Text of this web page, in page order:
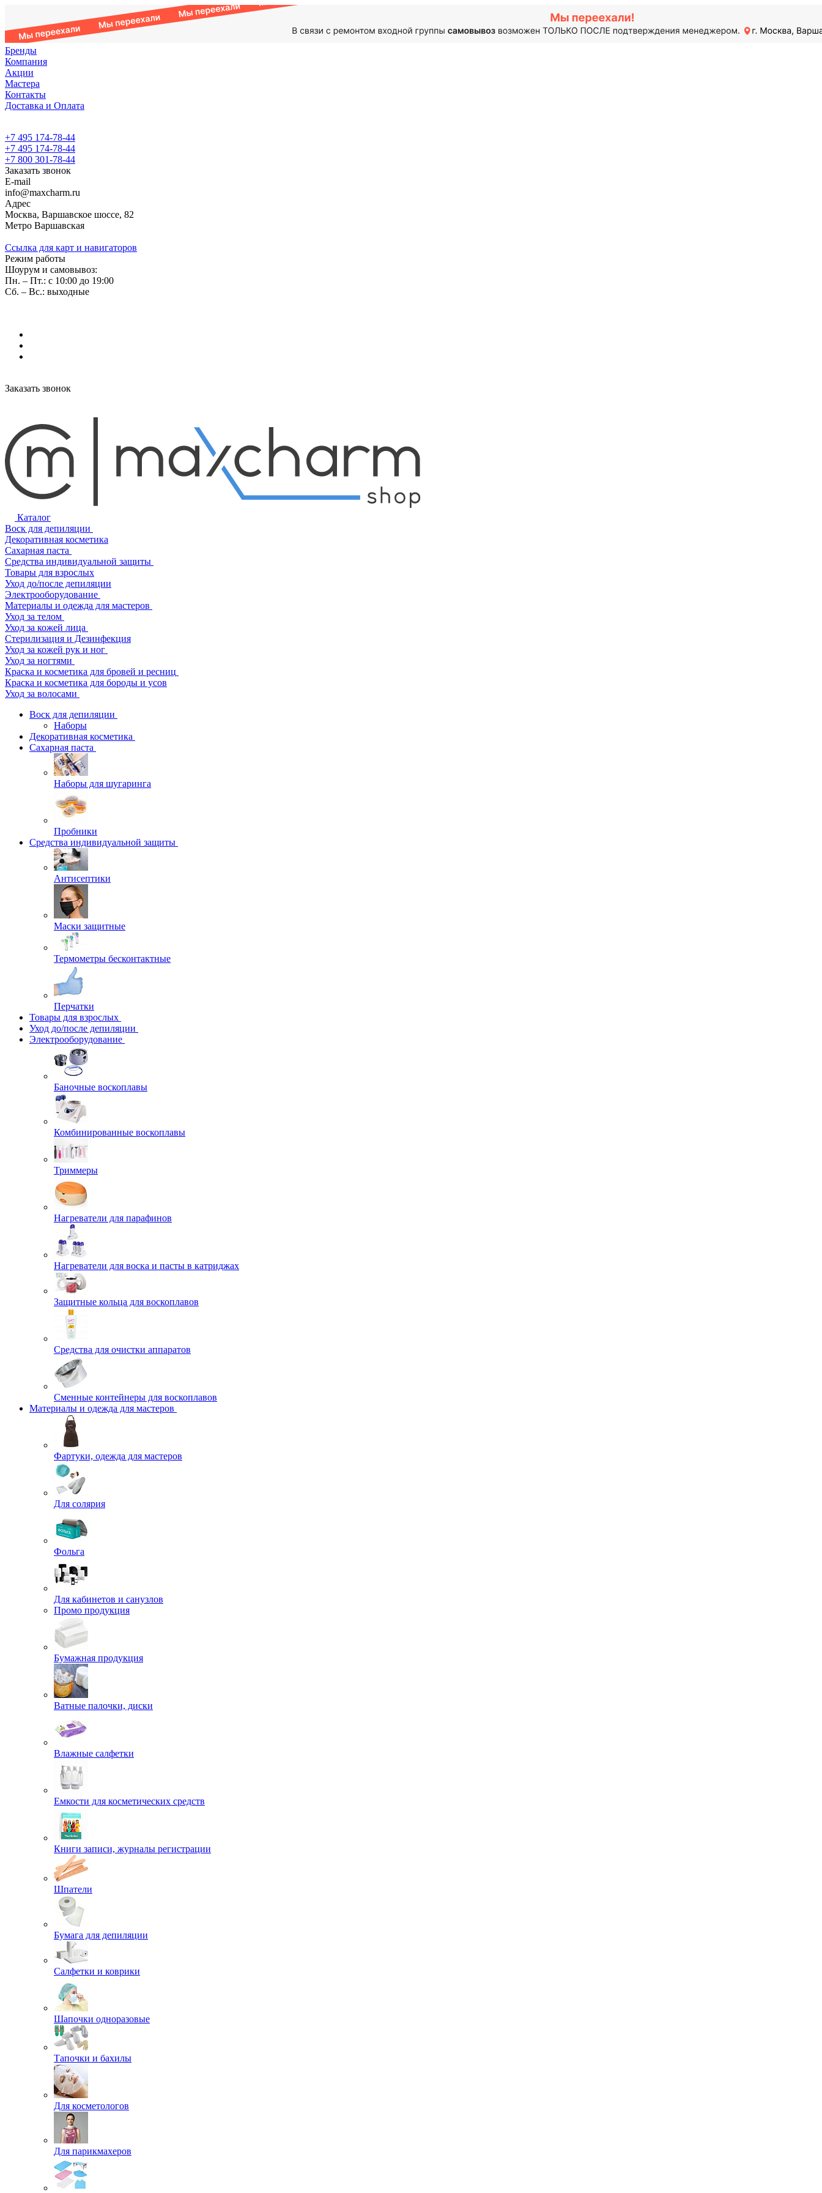
Бренды
Компания
Акции
Мастера
Контакты
Доставка и Оплата
+7 495 174-78-44
+7 495 174-78-44
+7 800 301-78-44
Заказать звонок
E-mail
info@maxcharm.ru
Адрес
Москва, Варшавское шоссе, 82
Метро Варшавская
Ссылка для карт и навигаторов
Режим работы
Шоурум и самовывоз:
Пн. – Пт.: с 10:00 до 19:00
Сб. – Вс.: выходные
Заказать звонок
Каталог
Воск для депиляции
Декоративная косметика
Сахарная паста
Средства индивидуальной защиты
Товары для взрослых
Уход до/после депиляции
Электрооборудование
Материалы и одежда для мастеров
Уход за телом
Уход за кожей лица
Стерилизация и Дезинфекция
Уход за кожей рук и ног
Уход за ногтями
Краска и косметика для бровей и ресниц
Краска и косметика для бороды и усов
Уход за волосами
Воск для депиляции
Наборы
Декоративная косметика
Сахарная паста
Наборы для шугаринга
Пробники
Средства индивидуальной защиты
Антисептики
Маски защитные
Термометры бесконтактные
Перчатки
Товары для взрослых
Уход до/после депиляции
Электрооборудование
Баночные воскоплавы
Комбинированные воскоплавы
Триммеры
Нагреватели для парафинов
Нагреватели для воска и пасты в катриджах
Защитные кольца для воскоплавов
Средства для очистки аппаратов
Сменные контейнеры для воскоплавов
Материалы и одежда для мастеров
Фартуки, одежда для мастеров
Для солярия
Фольга
Для кабинетов и санузлов
Промо продукция
Бумажная продукция
Ватные палочки, диски
Влажные салфетки
Емкости для косметических средств
Книги записи, журналы регистрации
Шпатели
Бумага для депиляции
Салфетки и коврики
Шапочки одноразовые
Тапочки и бахилы
Для косметологов
Для парикмахеров